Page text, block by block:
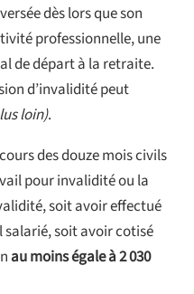
dès lors que son
professionnelle, une
de départ à la retraite.
d’invalidité peut
loin).
des douze mois civils
pour invalidité ou la
soit avoir effectué
soit avoir cotisé
au moins égale à 2 030